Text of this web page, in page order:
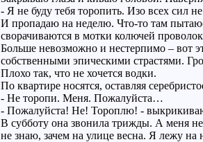
- Я не буду тебя торопить. Изо всех сил
И пропадаю на неделю. Что-то там
сворачиваются в мотки колючей
Больше невозможно и нестерпимо – вот
собственными эпическими страстями.
Плохо так, что не хочется водки.
По квартире носятся, оставляя
- Не торопи. Меня. Пожалуйста…
- Пожалуйста! Не! Тороплю! -
В субботу она звонила трижды. А меня
не знаю, зачем на улице весна. Я лежу